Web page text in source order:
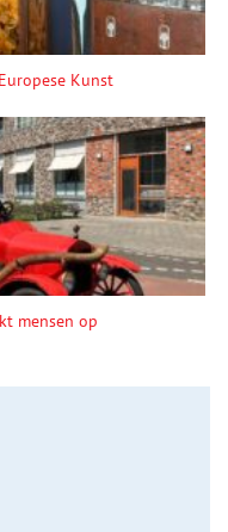
Kunst
mensen op